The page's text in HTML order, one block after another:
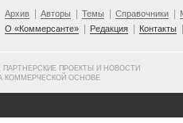
Архив Авторы Темы Справочники
О «Коммерсанте»
Редакция Контакты
ПРОЕКТЫ И НОВОСТИ
КОММЕРЧЕСКОЙ ОСНОВЕ